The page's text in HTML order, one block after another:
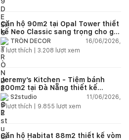
Căn hộ 90m2 tại Opal Tower thiết
kế Neo Classic sang trọng cho gia
đình trẻ
TRÒN DECOR
16/06/2026,
8 lượt thích | 3.208 lượt xem
Jeremy’s Kitchen - Tiệm bánh
300m2 tại Đà Nẵng thiết kế
phong cách công nghiệp hiện đại
ngập tràn ánh sáng tự nhiên
S2studio
11/06/2026,
7lượt thích | 9.855 lượt xem
Căn hộ Habitat 88m2 thiết kế vòm